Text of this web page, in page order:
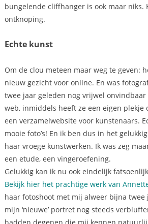
bungelende cliffhanger is ook maar niks.
ontknoping.
Echte kunst
Om de clou meteen maar weg te geven:
nieuw gezicht voor online. En was
twee jaar geleden nog vrijwel
web, inmiddels heeft ze een eigen plekje
een verzamelwebsite voor kunstenaars.
mooie foto’s! En ik ben dus in het
haar vroege kunstwerken. Ik was zeg
een etude, een vingeroefening.
Gelukkig kan ik nu ook eindelijk
Bekijk hier het prachtige werk van
haar fotoshoot met mij alweer bijna twee
mijn ‘nieuwe’ portret nog steeds
hadden degenen die mij kennen